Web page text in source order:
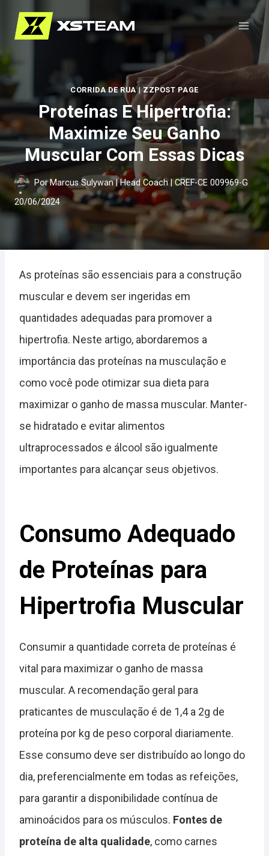
Pular
para
o
Conteúdo
CORRIDA DE RUA|ZZPOST PAGE
Proteínas E Hipertrofia:
Maximize Seu Ganho
Muscular Com Essas Dicas
PorMarcus Sulywan | Head Coach | CREF-CE 009969-G
20/06/2024
As proteínas são essenciais para a construção
muscular e devem ser ingeridas em
quantidades adequadas para promover a
hipertrofia. Neste artigo, abordaremos a
importância das proteínas na musculação e
como você pode otimizar sua dieta para
maximizar o ganho de massa muscular. Manter-
se hidratado e evitar alimentos
ultraprocessados e álcool são igualmente
importantes para alcançar seus objetivos.
Consumo Adequado
de Proteínas para
Hipertrofia Muscular
Consumir a quantidade correta de proteínas é
vital para maximizar o ganho de massa
muscular. A recomendação geral para
praticantes de musculação é de 1,4 a 2g de
proteína por kg de peso corporal diariamente.
Esse consumo deve ser distribuído ao longo do
dia, preferencialmente em todas as refeições,
para garantir a disponibilidade contínua de
aminoácidos para os músculos. Fontes de
proteína de alta qualidade, como carnes